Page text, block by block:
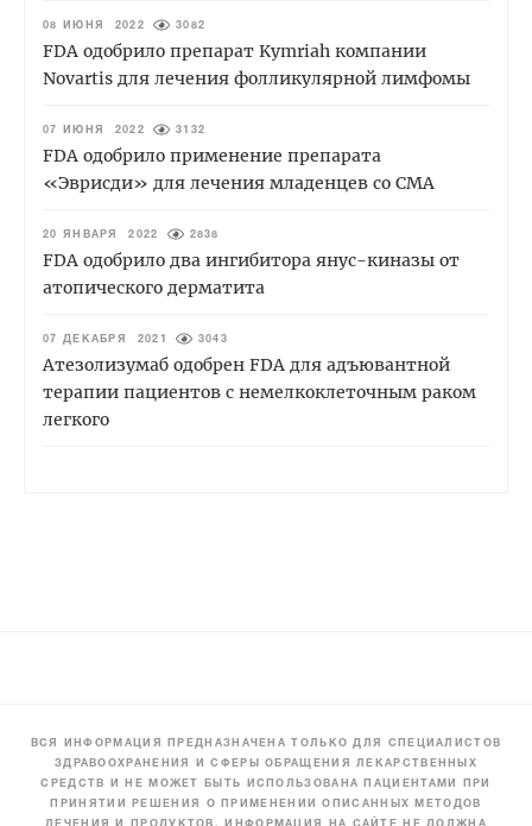
08 ИЮНЯ 2022 3082
FDA одобрило препарат Kymriah компании
Novartis для лечения фолликулярной лимфомы
07 ИЮНЯ 2022 3132
FDA одобрило применение препарата
«Эврисди» для лечения младенцев со СМА
20 ЯНВАРЯ 2022 2838
FDA одобрило два ингибитора янус-киназы от
атопического дерматита
07 ДЕКАБРЯ 2021 3043
Атезолизумаб одобрен FDA для адъювантной
терапии пациентов с немелкоклеточным раком
легкого
ВСЯ ИНФОРМАЦИЯ ПРЕДНАЗНАЧЕНА ТОЛЬКО ДЛЯ СПЕЦИАЛИСТОВ
ЗДРАВООХРАНЕНИЯ И СФЕРЫ ОБРАЩЕНИЯ ЛЕКАРСТВЕННЫХ
СРЕДСТВ И НЕ МОЖЕТ БЫТЬ ИСПОЛЬЗОВАНА ПАЦИЕНТАМИ ПРИ
ПРИНЯТИИ РЕШЕНИЯ О ПРИМЕНЕНИИ ОПИСАННЫХ МЕТОДОВ